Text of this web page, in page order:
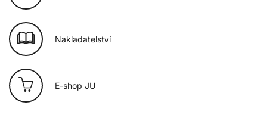
Nakladatelství
E-shop JU